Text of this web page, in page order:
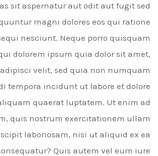
sit aspernatur aut odit aut fugit sed
magni dolores eos qui ratione
nesciunt. Neque porro quisquam
dolorem ipsum quia dolor sit amet,
velit, sed quia non numquam
tempora incidunt ut labore et dolore
quaerat luptatem. Ut enim ad
quis nostrum exercitationem ullam
laboriosam, nisi ut aliquid ex ea
Quis autem vel eum iure